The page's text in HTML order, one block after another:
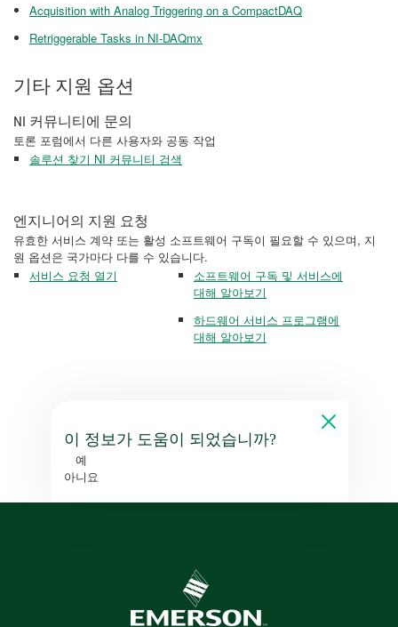
Acquisition with Analog Triggering on a CompactDAQ
Retriggerable Tasks in NI-DAQmx
기타 지원 옵션
NI 커뮤니티에 문의
토론 포럼에서 다른 사용자와 공동 작업
솔루션 찾기 NI 커뮤니티 검색
엔지니어의 지원 요청
유효한 서비스 계약 또는 활성 소프트웨어 구독이 필요할 수 있으며, 지
원 옵션은 국가마다 다를 수 있습니다.
서비스 요청 열기
소프트웨어 구독 및 서비스에
대해 알아보기
하드웨어 서비스 프로그램에
대해 알아보기
이 정보가 도움이 되었습니까?
예
아니요